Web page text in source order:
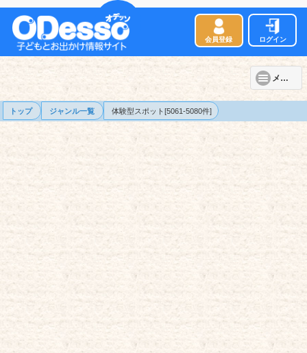
会員登録 ログイン
メニュー
トップ ジャンル一覧 体験型スポット[5061-5080件]